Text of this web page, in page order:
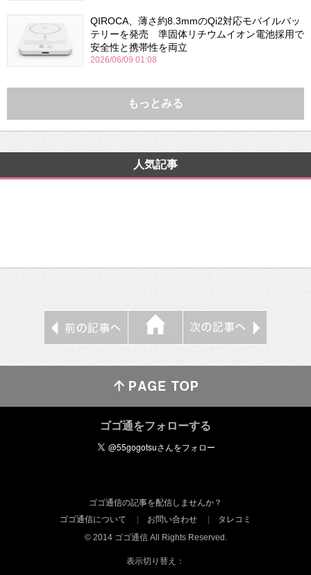
QIROCA、薄さ約8.3mmのQi2対応モバイルバッ
テリーを発売 準固体リチウムイオン電池採用で
安全性と携帯性を両立
2026/06/09 01:08
もっとみる
人気記事
ゴゴ通をフォローする
ゴゴ通信の記事を配信しませんか？
ゴゴ通信について
お問い合わせ
タレコミ
© 2014 ゴゴ通信 All Rights Reserved.
表示切り替え：